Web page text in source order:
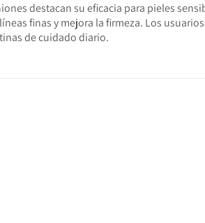
destacan su eficacia para pieles
finas y mejora la firmeza. Los usuarios
de cuidado diario.